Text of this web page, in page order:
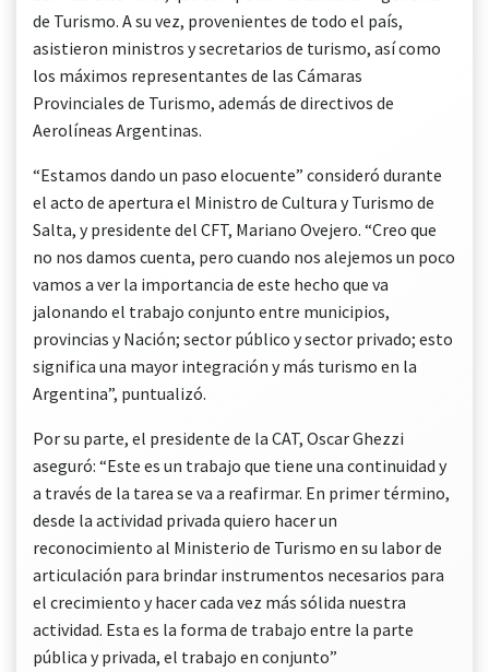
de Turismo. A su vez, provenientes de todo el país,
asistieron ministros y secretarios de turismo, así como
los máximos representantes de las Cámaras
Provinciales de Turismo, además de directivos de
Aerolíneas Argentinas.
“Estamos dando un paso elocuente” consideró durante
el acto de apertura el Ministro de Cultura y Turismo de
Salta, y presidente del CFT, Mariano Ovejero. “Creo que
no nos damos cuenta, pero cuando nos alejemos un poco
vamos a ver la importancia de este hecho que va
jalonando el trabajo conjunto entre municipios,
provincias y Nación; sector público y sector privado; esto
significa una mayor integración y más turismo en la
Argentina”, puntualizó.
Por su parte, el presidente de la CAT, Oscar Ghezzi
aseguró: “Este es un trabajo que tiene una continuidad y
a través de la tarea se va a reafirmar. En primer término,
desde la actividad privada quiero hacer un
reconocimiento al Ministerio de Turismo en su labor de
articulación para brindar instrumentos necesarios para
el crecimiento y hacer cada vez más sólida nuestra
actividad. Esta es la forma de trabajo entre la parte
pública y privada, el trabajo en conjunto”